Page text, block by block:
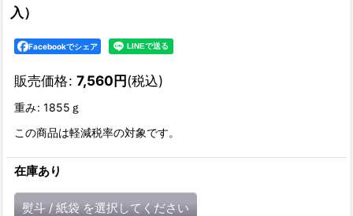
入）
Facebookでシェア
販売価格: 7,560円(税込)
重み: 1855ｇ
この商品は軽減税率の対象です。
在庫あり
熨斗 / 紙袋 を選択してください